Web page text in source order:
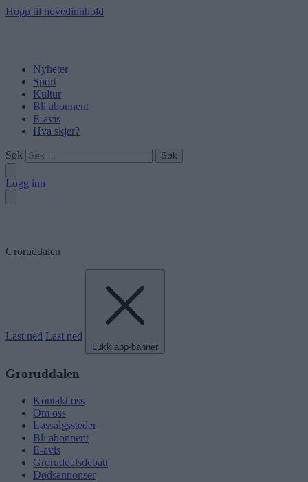
Hopp til hovedinnhold
Nyheter
Sport
Kultur
Bli abonnent
E-avis
Hva skjer?
Søk
Logg inn
Groruddalen
Last ned Last ned
Lukk app-banner
Groruddalen
Kontakt oss
Om oss
Løssalgssteder
Bli abonnent
E-avis
Groruddalsdebatt
Dødsannonser